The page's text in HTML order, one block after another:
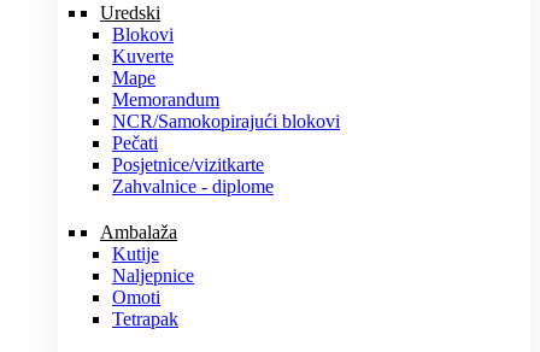
Uredski
Blokovi
Kuverte
Mape
Memorandum
NCR/Samokopirajući blokovi
Pečati
Posjetnice/vizitkarte
Zahvalnice - diplome
Ambalaža
Kutije
Naljepnice
Omoti
Tetrapak